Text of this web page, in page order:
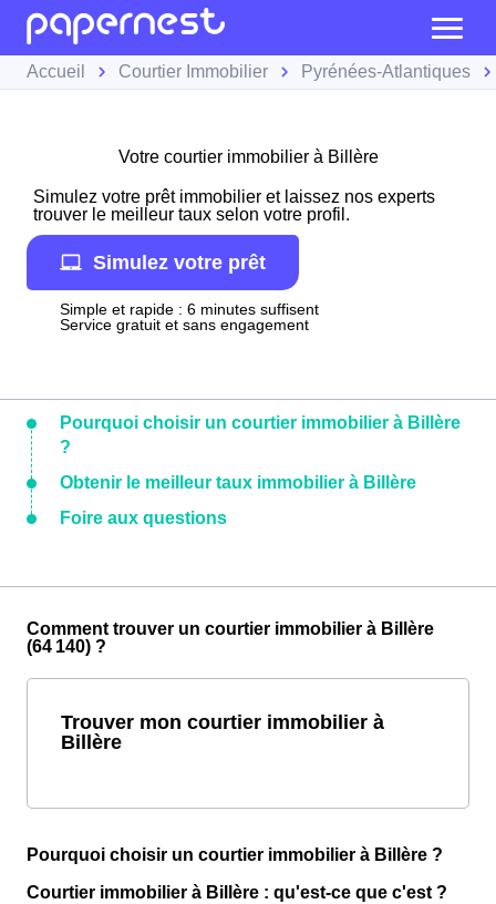
Accueil Courtier Immobilier Pyrénées-Atlantiques
Votre courtier immobilier à Billère
Simulez votre prêt immobilier et laissez nos experts
trouver le meilleur taux selon votre profil.
Simulez votre prêt
Simple et rapide : 6 minutes suffisent
Service gratuit et sans engagement
Pourquoi choisir un courtier immobilier à Billère
?
Obtenir le meilleur taux immobilier à Billère
Foire aux questions
Comment trouver un courtier immobilier à Billère
(64 140) ?
Trouver mon courtier immobilier à
Billère
Pourquoi choisir un courtier immobilier à Billère ?
Courtier immobilier à Billère : qu'est-ce que c'est ?